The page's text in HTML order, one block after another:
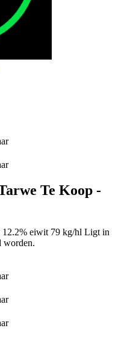
Te Koop -
12.2% eiwit 79 kg/hl Ligt in
worden.